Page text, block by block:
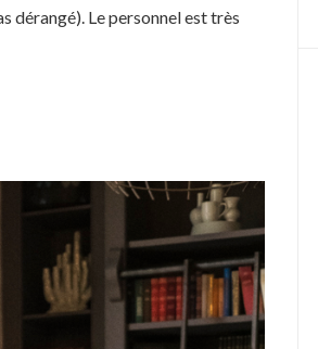
dérangé). Le personnel est très